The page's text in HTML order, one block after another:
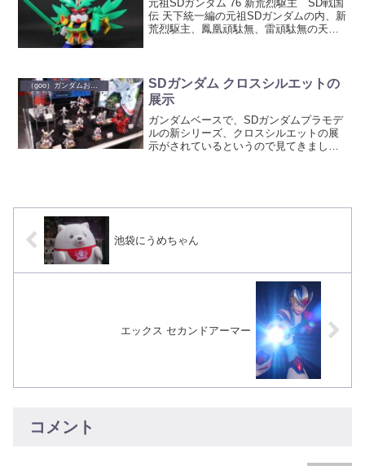
元祖SDガンダム 76 新荒烈駆主 SD戦国
伝 天下統一編の元祖SDガンダムの内、新
荒烈駆主、鳳凰頑駄無、雷頑駄無の天雷
もちょっと大...
（goo）ガンダムおもちゃ
SDガンダム クロスシルエットの
展示
ガンダムベースで、SDガンダムプラモデ
ルの新シリーズ、クロスシルエットの展
示がされているというので見てきまし
池袋にうめちゃん
エックス セカンドアーマー
コメント